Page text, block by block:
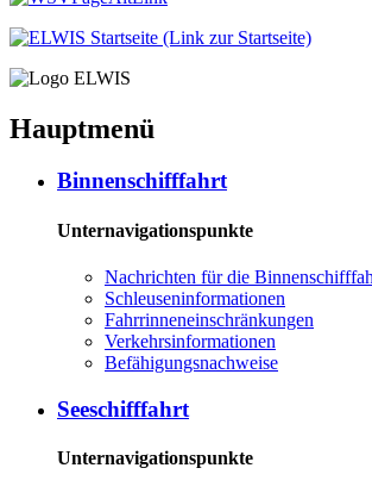
Hauptmenü
Bin­nen­schiff­fahrt
Unternavigationspunkte
Nach­rich­ten für die
Schleu­sen­in­for­ma­tio­nen
Fahr­rin­nen­ein­schrän­kun­gen
Ver­kehrs­in­for­ma­tio­nen
Be­fä­hi­gungs­nach­wei­se
See­schiff­fahrt
Unternavigationspunkte